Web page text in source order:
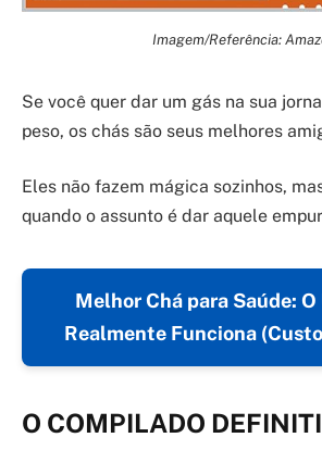
Imagem/Referência:
Se você quer dar um gás na sua
peso, os chás são seus melhores
Eles não fazem mágica sozinhos,
quando o assunto é dar aquele
Melhor Chá para Saúde:
Realmente Funciona
O COMPILADO